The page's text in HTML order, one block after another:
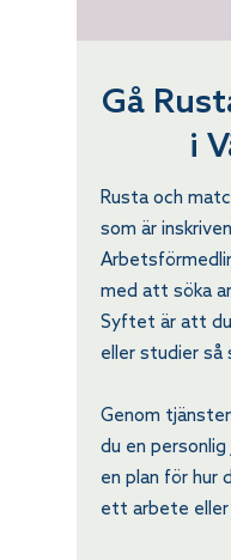
Gå
i
Rusta och
som är
med att söka
Syftet är att du
eller studier så
Genom
du en
en plan för hur
ett arbete eller